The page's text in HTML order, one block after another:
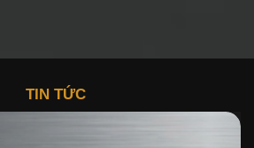
TIN TỨC